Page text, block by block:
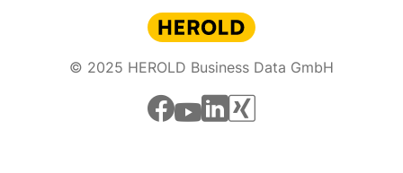
© 2025 HEROLD Business Data GmbH